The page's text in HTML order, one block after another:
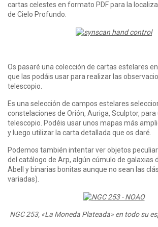
cartas celestes en formato PDF para la
de Cielo Profundo.
Os pasaré una colección de cartas estelares
que las podáis usar para realizar las
telescopio.
Es una selección de campos estelares
constelaciones de Orión, Auriga, Sculptor, para
telescopio. Podéis usar unos mapas más
y luego utilizar la carta detallada que os daré.
Podemos también intentar ver objetos
del catálogo de Arp, algún cúmulo de galaxias
Abell y binarias bonitas aunque no sean las
variadas).
NGC 253, «La Moneda Plateada» en todo su